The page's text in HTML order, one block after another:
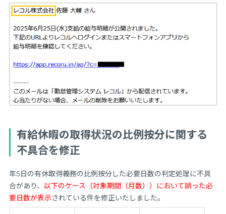
有給休暇の取得状況の比例按分に関する
不具合を修正
年5日の有休取得義務の比例按分した必要日数の判定処理に不具
合があり、 以下のケース（対象期間（月数））において誤った必
要日数が表示されている件を修正いたしました。